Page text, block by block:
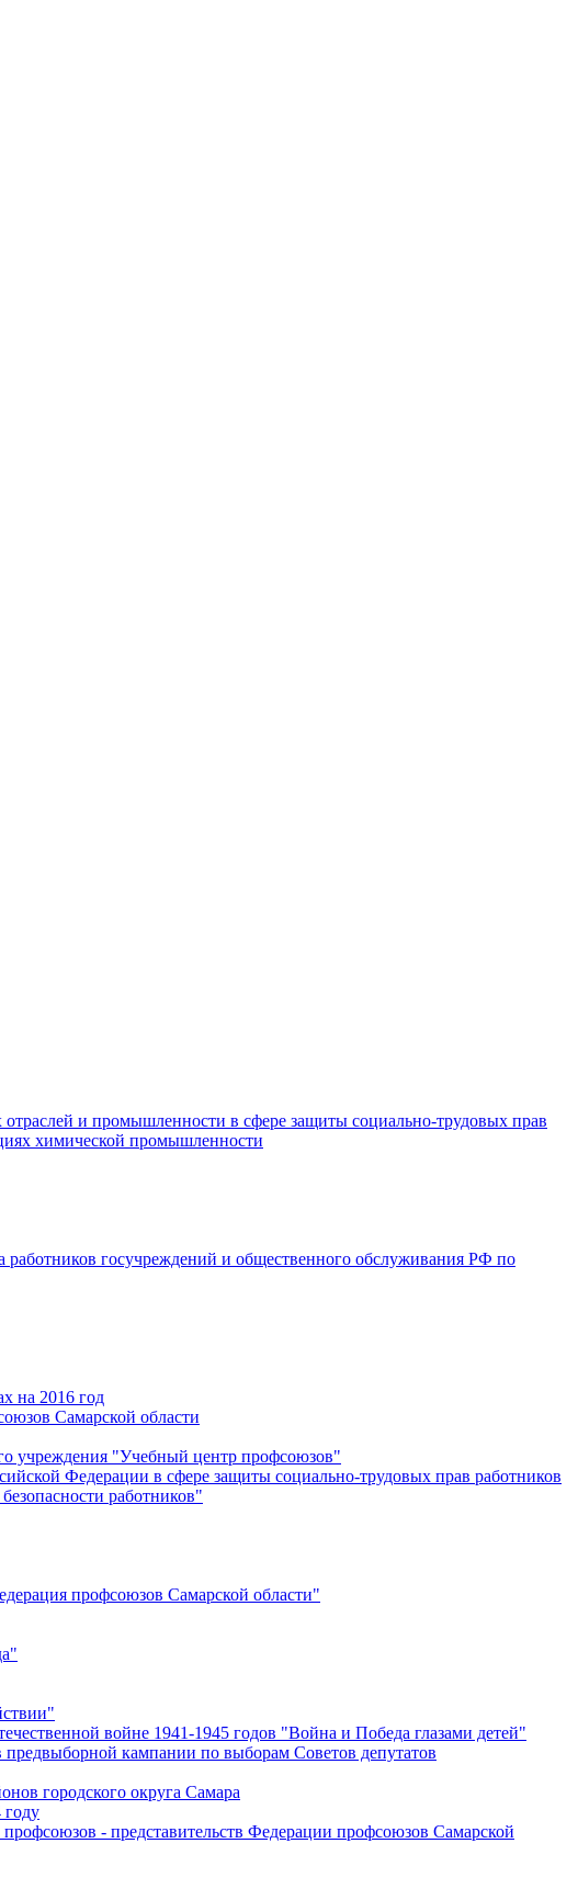
и промышленности в сфере защиты социально-трудовых прав
химической промышленности
госучреждений и общественного обслуживания РФ по
на 2016 год
Самарской области
учреждения "Учебный центр профсоюзов"
Федерации в сфере защиты социально-трудовых прав работников
работников"
профсоюзов Самарской области"
войне 1941-1945 годов "Война и Победа глазами детей"
кампании по выборам Советов депутатов
городского округа Самара
- представительств Федерации профсоюзов Самарской